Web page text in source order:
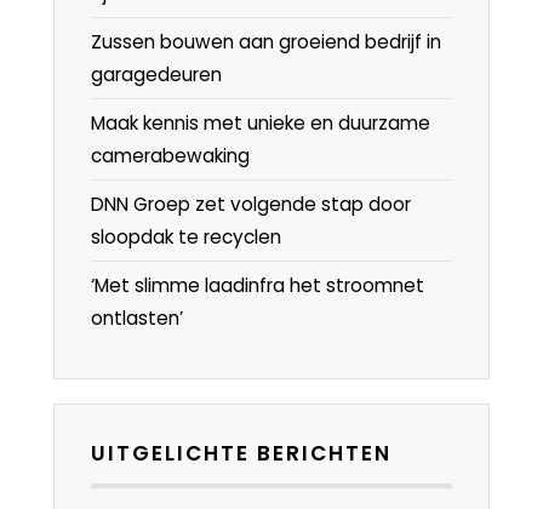
Zussen bouwen aan groeiend bedrijf in
garagedeuren
Maak kennis met unieke en duurzame
camerabewaking
DNN Groep zet volgende stap door
sloopdak te recyclen
‘Met slimme laadinfra het stroomnet
ontlasten’
UITGELICHTE BERICHTEN